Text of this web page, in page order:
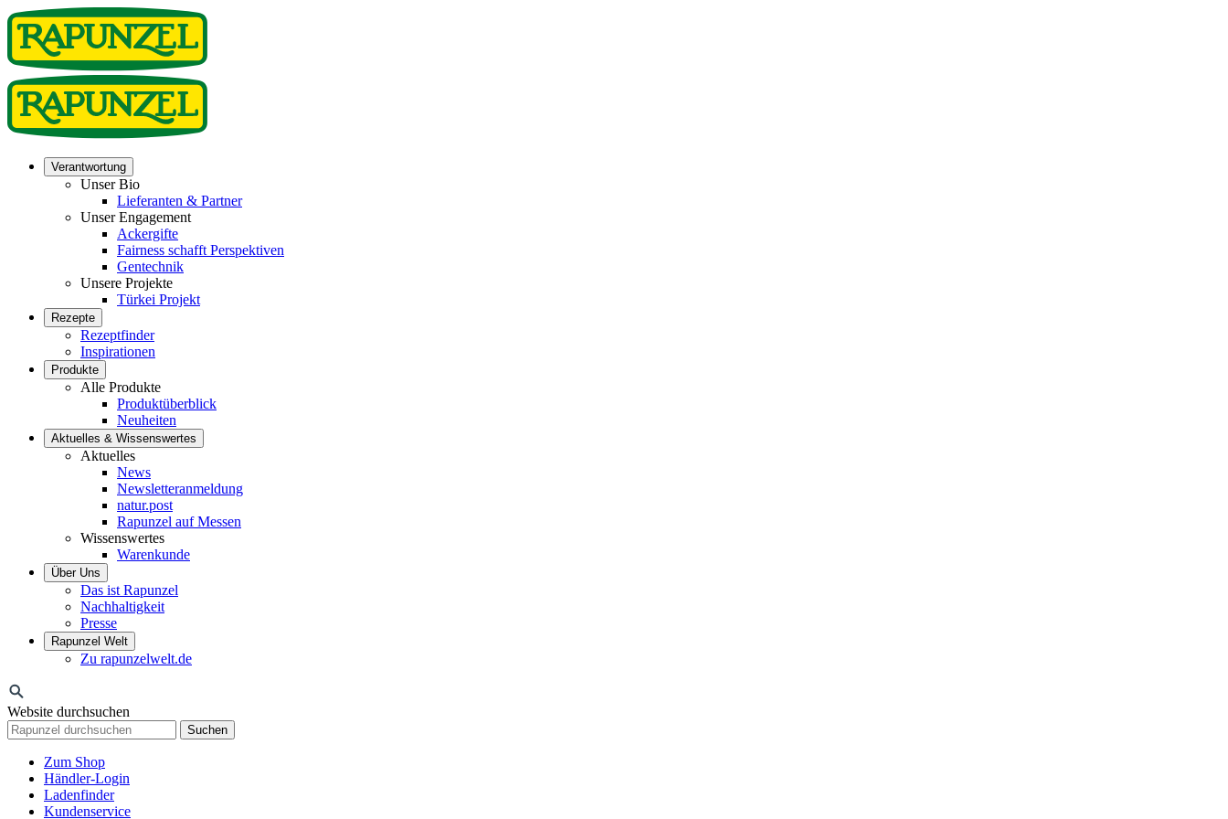
Verantwortung
Unser Bio
Lieferanten & Partner
Unser Engagement
Ackergifte
Fairness schafft Perspektiven
Gentechnik
Unsere Projekte
Türkei Projekt
Rezepte
Rezeptfinder
Inspirationen
Produkte
Alle Produkte
Produktüberblick
Neuheiten
Aktuelles & Wissenswertes
Aktuelles
News
Newsletteranmeldung
natur.post
Rapunzel auf Messen
Wissenswertes
Warenkunde
Über Uns
Das ist Rapunzel
Nachhaltigkeit
Presse
Rapunzel Welt
Zu rapunzelwelt.de
Website durchsuchen
Suchen
Zum Shop
Händler-Login
Ladenfinder
Kundenservice